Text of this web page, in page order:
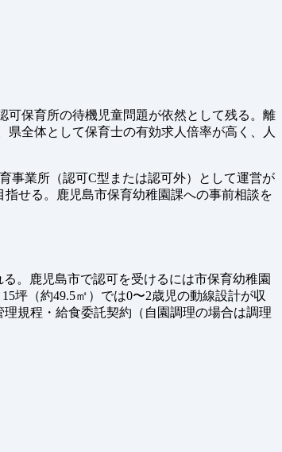
可保育所の待機児童問題が依然として残る。離
全体として保育士の有効求人倍率が高く、人
事業所（認可C型または認可外）として運営が
せる。鹿児島市保育幼稚園課への事前相談を
。鹿児島市で認可を受けるには市保育幼稚園
坪（約49.5㎡）では0〜2歳児の動線設計が収
規程・給食委託契約（自園調理の場合は調理